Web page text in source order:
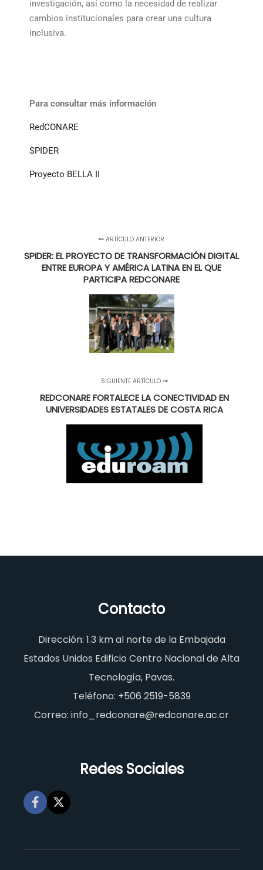
investigación, así como la necesidad de realizar
cambios institucionales para crear una cultura
inclusiva.
Para consultar más información
RedCONARE
SPIDER
Proyecto BELLA II
ARTÍCULO ANTERIOR
SPIDER: EL PROYECTO DE TRANSFORMACIÓN DIGITAL
ENTRE EUROPA Y AMÉRICA LATINA EN EL QUE
PARTICIPA REDCONARE
SIGUIENTE ARTÍCULO
REDCONARE FORTALECE LA CONECTIVIDAD EN
UNIVERSIDADES ESTATALES DE COSTA RICA
Contacto
Dirección: 1.3 km al norte de la Embajada
Estados Unidos Edificio Centro Nacional de Alta
Tecnología, Pavas.
Teléfono: +506 2519-5839
Correo: info_redconare@redconare.ac.cr
Redes Sociales